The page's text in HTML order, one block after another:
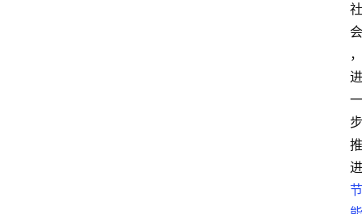
社
会
，
进
一
步
推
进
节